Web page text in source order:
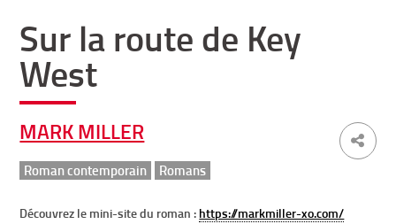
Sur la route de Key
West
MARK MILLER
Roman contemporain Romans
Découvrez le mini-site du roman : https://markmiller-xo.com/